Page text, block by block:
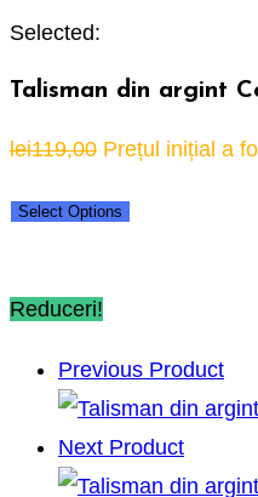
Selected:
Talisman din argint
lei119,00 Prețul inițial a
Select Options
Reduceri!
Previous Product
Next Product